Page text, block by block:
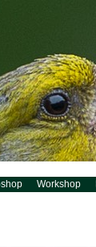
Workshop